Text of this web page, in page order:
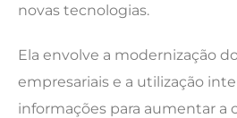
novas tecnologias.
Ela envolve a modernização
empresariais e a utilização
informações para aumentar a